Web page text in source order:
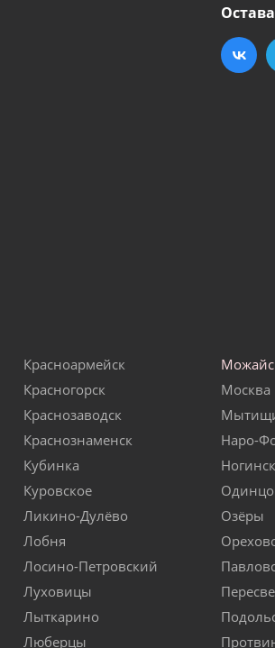
Красноармейск
Красногорск
Краснозаводск
Краснознаменск
Кубинка
Куровское
Ликино-Дулёво
Лобня
Лосино-Петровский
Луховицы
Лыткарино
Люберцы
Москва
Наро-
Ногинск
Озёры